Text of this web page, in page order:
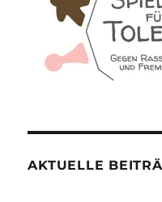
AKTUELLE